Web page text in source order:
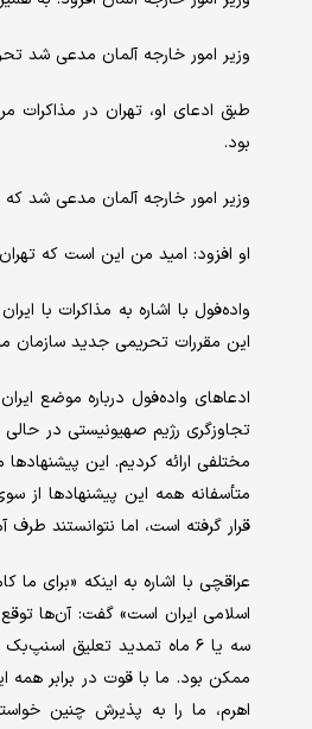
وزیر امور خارجه آلمان مدعی شد
طبق ادعای او، تهران در مذاکرات
بود.
وزیر امور خارجه آلمان مدعی شد
او افزود: امید من این است که
واده‌فول با اشاره به مذاکرات با
این مقررات تحریمی جدید سازمان
ادعاهای واده‌فول درباره موضع
تجاوزگری رژیم صهیونیستی در
مختلفی ارائه کردیم. این
متأسفانه همه این پیشنهادها از
قرار گرفته است، اما نتوانستند
عراقچی با اشاره به اینکه «برای
اسلامی ایران است» گفت: آن‌ها
سه یا ۶ ماه تمدید تعلیق
ممکن بود. ما با قوت در برابر همه
اهرم، ما را به پذیرش چنین